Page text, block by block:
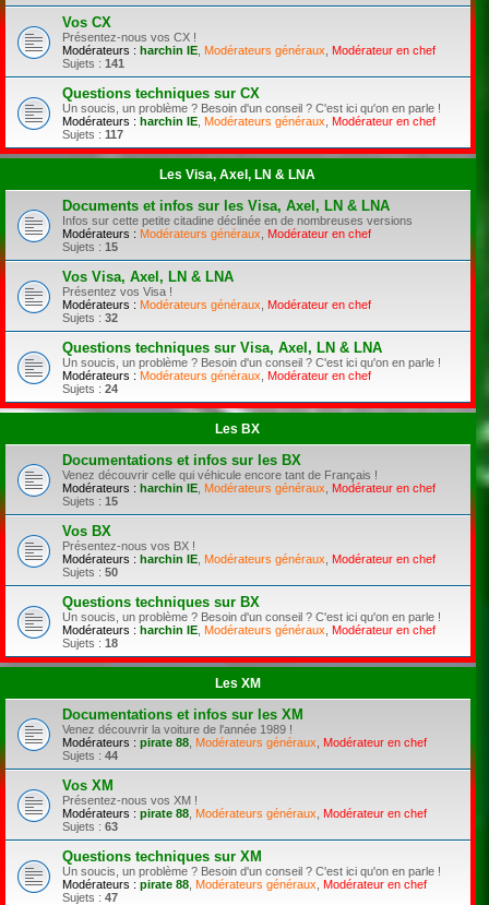
Vos CX
Présentez-nous vos CX !
Modérateurs : harchin IE Modérateurs généraux
Modérateur en chef
Sujets : 141
Questions techniques sur CX
Un soucis, un problème ? Besoin d'un conseil ? C'est ici qu'on en parle !
Modérateurs : harchin IE Modérateurs généraux
Modérateur en chef
Sujets : 117
Les Visa, Axel, LN & LNA
Documents et infos sur les Visa, Axel, LN & LNA
Infos sur cette petite citadine déclinée en de nombreuses versions
Modérateurs : Modérateurs généraux
Modérateur en chef
Sujets : 15
Vos Visa, Axel, LN & LNA
Présentez vos Visa !
Modérateurs : Modérateurs généraux
Modérateur en chef
Sujets : 32
Questions techniques sur Visa, Axel, LN & LNA
Un soucis, un problème ? Besoin d'un conseil ? C'est ici qu'on en parle !
Modérateurs : Modérateurs généraux
Modérateur en chef
Sujets : 24
Les BX
Documentations et infos sur les BX
Venez découvrir celle qui véhicule encore tant de Français !
Modérateurs : harchin IE Modérateurs généraux
Modérateur en chef
Sujets : 15
Vos BX
Présentez-nous vos BX !
Modérateurs : harchin IE Modérateurs généraux
Modérateur en chef
Sujets : 50
Questions techniques sur BX
Un soucis, un problème ? Besoin d'un conseil ? C'est ici qu'on en parle !
Modérateurs : harchin IE Modérateurs généraux
Modérateur en chef
Sujets : 18
Les XM
Documentations et infos sur les XM
Venez découvrir la voiture de l'année 1989 !
Modérateurs : pirate 88 Modérateurs généraux
Modérateur en chef
Sujets : 44
Vos XM
Présentez-nous vos XM !
Modérateurs : pirate 88 Modérateurs généraux
Modérateur en chef
Sujets : 63
Questions techniques sur XM
Un soucis, un problème ? Besoin d'un conseil ? C'est ici qu'on en parle !
Modérateurs : pirate 88 Modérateurs généraux
Modérateur en chef
Sujets : 47